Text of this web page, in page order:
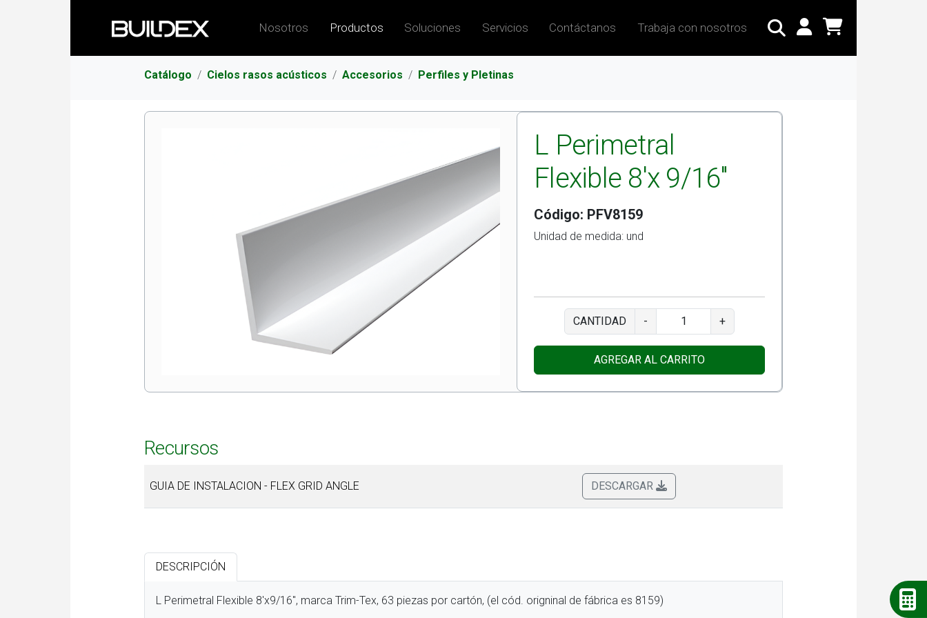
Nosotros Productos Soluciones Servicios Contáctanos Trabaja con nosotros
Catálogo Cielos rasos acústicos Accesorios Perfiles y Pletinas
L Perimetral
Flexible 8'x 9/16"
Código: PFV8159
Unidad de medida: und
CANTIDAD - +
AGREGAR AL CARRITO
Recursos
GUIA DE INSTALACION - FLEX GRID ANGLE DESCARGAR
DESCRIPCIÓN
L Perimetral Flexible 8'x9/16", marca Trim-Tex, 63 piezas por cartón, (el cód. origninal de fábrica es 8159)